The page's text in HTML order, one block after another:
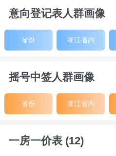
意向登记表人群画像
省份 浙江省内
摇号中签人群画像
省份 浙江省内
一房一价表 (12)